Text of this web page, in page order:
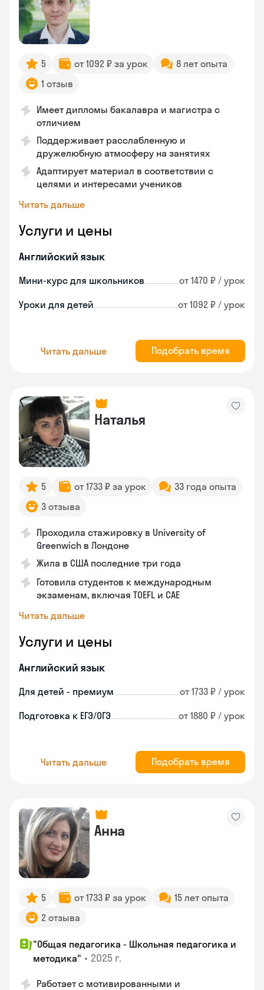
5 от 1092 ₽ за урок
8 лет опыта
1 отзыв
Имеет дипломы бакалавра и магистра с
отличием
Поддерживает расслабленную и
дружелюбную атмосферу на занятиях
Адаптирует материал в соответствии с
целями и интересами учеников
Читать дальше
Услуги и цены
Английский язык
Мини-курс для школьников от 1470 ₽ / урок
Уроки для детей от 1092 ₽ / урок
Читать дальше Подобрать время
Наталья
5 от 1733 ₽ за урок
33 года опыта
3 отзыва
Проходила стажировку в University of
Greenwich в Лондоне
Жила в США последние три года
Готовила студентов к международным
экзаменам, включая TOEFL и CAE
Читать дальше
Услуги и цены
Английский язык
Для детей - премиум от 1733 ₽ / урок
Подготовка к ЕГЭ/ОГЭ от 1880 ₽ / урок
Читать дальше Подобрать время
Анна
5 от 1733 ₽ за урок
15 лет опыта
2 отзыва
"Общая педагогика - Школьная педагогика и
методика" • 2025 г.
Работает с мотивированными и